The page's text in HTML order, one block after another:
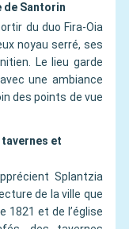
de Santorin
du duo Fira-Oia
noyau serré, ses
Le lieu garde
une ambiance
des points de vue
et
Splantzia
de la ville que
1821 et de l’église